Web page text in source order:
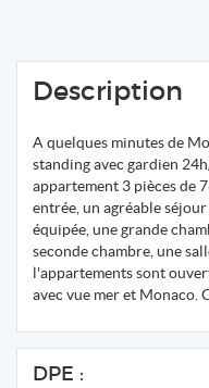
Description
A quelques minutes de
standing avec gardien
appartement 3 pièces de
entrée, un agréable
équipée, une grande
seconde chambre, une
l'appartements sont
avec vue mer et Monaco.
DPE :